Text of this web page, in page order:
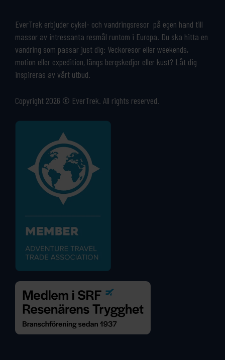
EverTrek erbjuder cykel- och vandringsresor på egen hand till
massor av intressanta resmål runtom i Europa. Du ska hitta en
vandring som passar just dig: Veckoresor eller weekends,
motion eller expedition, längs bergskedjor eller kust? Låt dig
inspireras av vårt utbud.
Copyright 2026 © EverTrek. All rights reserved.